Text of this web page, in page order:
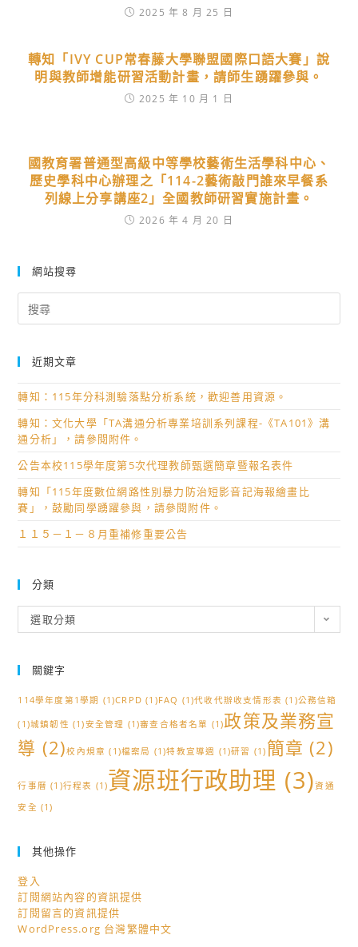
2025 年 8 月 25 日
轉知「IVY CUP常春藤大學聯盟國際口語大賽」說
明與教師增能研習活動計畫，請師生踴躍參與。
2025 年 10 月 1 日
國教育署普通型高級中等學校藝術生活學科中心、
歷史學科中心辦理之「114-2藝術敲門誰來早餐系
列線上分享講座2」全國教師研習實施計畫。
2026 年 4 月 20 日
網站搜尋
for:
近期文章
轉知：115年分科測驗落點分析系統，歡迎善用資源。
轉知：文化大學「TA溝通分析專業培訓系列課程-《TA101》溝
通分析」，請參閱附件。
公告本校115學年度第5次代理教師甄選簡章暨報名表件
轉知「115年度數位網路性別暴力防治短影音記海報繪畫比
賽」，鼓勵同學踴躍參與，請參閱附件。
１１５－１－８月重補修重要公告
分類
類
選取分類
關鍵字
114學年度第1學期 (1)CRPD (1)FAQ (1)代收代辦收支情形表 (1)公務信箱
(1)城鎮韌性 (1)安全管理 (1)審查合格者名單 (1)政策及業務宣
導 (2)校內規章 (1)檔案局 (1)特教宣導週 (1)研習 (1) 簡章 (2)
行事曆 (1)行程表 (1)資源班行政助理 (3)資通
安全 (1)
其他操作
登入
訂閱網站內容的資訊提供
訂閱留言的資訊提供
WordPress.org 台灣繁體中文